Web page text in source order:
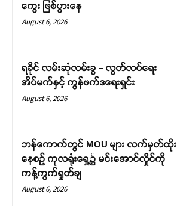
ကွေး ဖြစ်ပွားနေ
August 6, 2026
ရခိုင် လမ်းဆုံလမ်းခွ – လွတ်လပ်ရေး
အိပ်မက်နှင့် ကွန်ဖက်ဒရေးရှင်း
August 6, 2026
ဘန်ကောက်တွင် MOU များ လက်မှတ်ထိုး
နေစဉ် ကုလရုံးရှေ့၌ မင်းအောင်လှိုင်ကို
ကန့်ကွက်ရှုတ်ချ
August 6, 2026